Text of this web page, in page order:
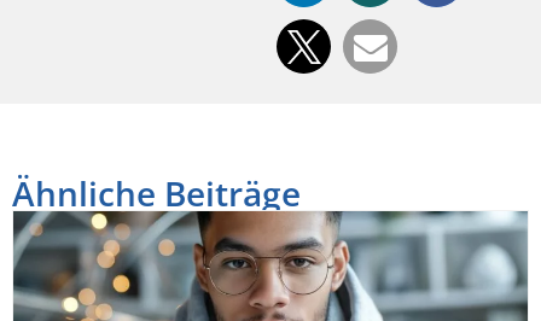
Ähnliche Beiträge